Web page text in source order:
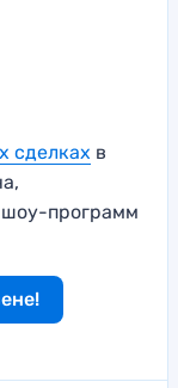
сделках в
шоу-программ